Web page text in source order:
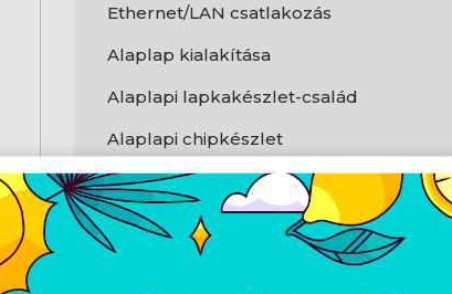
Ethernet/LAN csatlakozás
Alaplap kialakítása
Alaplapi lapkakészlet-család
Alaplapi chipkészlet
USB 3.2 Gen 1 (3.1 Gen 1) csatlakozók
USB 3.2 Gen 1 (3.1 Gen 1) A típusú portok
száma